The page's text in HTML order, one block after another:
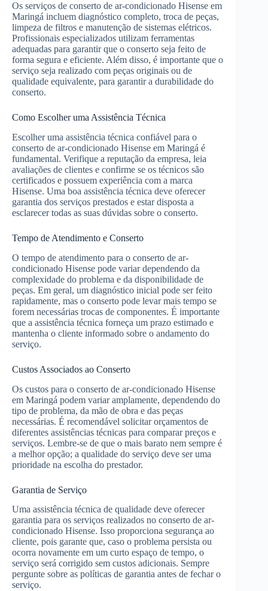
Os serviços de conserto de ar-condicionado Hisense em
Maringá incluem diagnóstico completo, troca de peças,
limpeza de filtros e manutenção de sistemas elétricos.
Profissionais especializados utilizam ferramentas
adequadas para garantir que o conserto seja feito de
forma segura e eficiente. Além disso, é importante que o
serviço seja realizado com peças originais ou de
qualidade equivalente, para garantir a durabilidade do
conserto.
Como Escolher uma Assistência Técnica
Escolher uma assistência técnica confiável para o
conserto de ar-condicionado Hisense em Maringá é
fundamental. Verifique a reputação da empresa, leia
avaliações de clientes e confirme se os técnicos são
certificados e possuem experiência com a marca
Hisense. Uma boa assistência técnica deve oferecer
garantia dos serviços prestados e estar disposta a
esclarecer todas as suas dúvidas sobre o conserto.
Tempo de Atendimento e Conserto
O tempo de atendimento para o conserto de ar-
condicionado Hisense pode variar dependendo da
complexidade do problema e da disponibilidade de
peças. Em geral, um diagnóstico inicial pode ser feito
rapidamente, mas o conserto pode levar mais tempo se
forem necessárias trocas de componentes. É importante
que a assistência técnica forneça um prazo estimado e
mantenha o cliente informado sobre o andamento do
serviço.
Custos Associados ao Conserto
Os custos para o conserto de ar-condicionado Hisense
em Maringá podem variar amplamente, dependendo do
tipo de problema, da mão de obra e das peças
necessárias. É recomendável solicitar orçamentos de
diferentes assistências técnicas para comparar preços e
serviços. Lembre-se de que o mais barato nem sempre é
a melhor opção; a qualidade do serviço deve ser uma
prioridade na escolha do prestador.
Garantia de Serviço
Uma assistência técnica de qualidade deve oferecer
garantia para os serviços realizados no conserto de ar-
condicionado Hisense. Isso proporciona segurança ao
cliente, pois garante que, caso o problema persista ou
ocorra novamente em um curto espaço de tempo, o
serviço será corrigido sem custos adicionais. Sempre
pergunte sobre as políticas de garantia antes de fechar o
serviço.